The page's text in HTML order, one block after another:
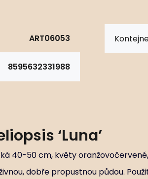
ART06053
8595632331988
‘Luna’
40-50 cm, květy
dobře propustnou půdou.